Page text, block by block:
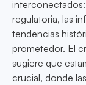
regulatoria, las
tendencias
prometedor. El
sugiere que
crucial, donde